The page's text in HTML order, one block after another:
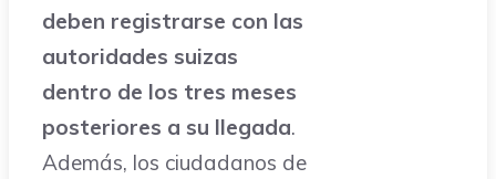
deben registrarse con las
autoridades suizas
dentro de los tres meses
posteriores a su llegada.
Además, los ciudadanos de